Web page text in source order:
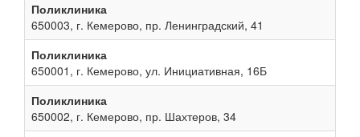
Поликлиника
650003, г. Кемерово, пр. Ленинградский, 41
Поликлиника
650001, г. Кемерово, ул. Инициативная, 16Б
Поликлиника
650002, г. Кемерово, пр. Шахтеров, 34